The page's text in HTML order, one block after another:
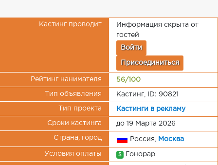
Кастинг проводит
Информация скрыта от
гостей
Войти
Присоединиться
Рейтинг нанимателя 56/100
Тип объявления Кастинг, ID: 90821
Тип проекта Кастинги в рекламу
Сроки кастинга до 19 Марта 2026
Страна, город Россия, Москва
Условия оплаты $ Гонорар